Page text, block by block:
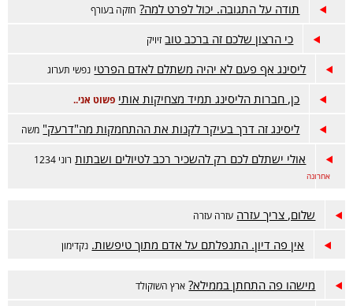
תודה על התגובה. יכול לפרט למה? חזקה בעורף
כי הרצון שלכם זה ברכב טוב זיויק
ליסינג אף פעם לא יהיה משתלם לאדם הפרטי נפשי תערוג
כן, חברות הליסינג תמיד מצחיקות אותי פשוט אני..
ליסינג זה דרך בעיקר לקנות את ההתחמקות מה"דרעק" משה
אולי ישתלם לכם רק להשכיר רכב לטיולים ושבתות רוני 1234
אחרונה
שלום, צריך עזרה עזרה עזרה
אין פה דיון. התנפלתם על אדם מתוך טיפשות. נקדימון
מישהו פה התחתן בממילא? ארץ השוקולד